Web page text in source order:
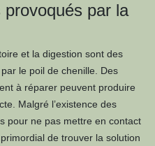
par la
et la digestion sont des
le poil de chenille. Des
à réparer peuvent produire
Malgré l’existence des
pour ne pas mettre en contact
de trouver la solution